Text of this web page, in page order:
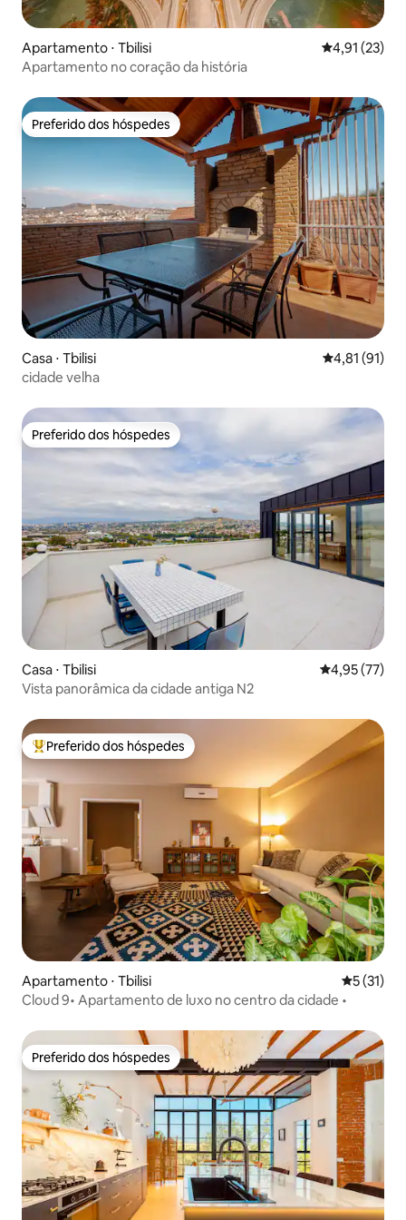
Apartamento ⋅ Tbilisi 4,91 de uma
4,91 (23)
Apartamento no coração da história
Preferido dos hóspedes
Preferido dos hóspedes
Casa ⋅ Tbilisi 4,81 de uma
4,81 (91)
cidade velha
Preferido dos hóspedes
Preferido dos hóspedes
Casa ⋅ Tbilisi 4,95 de uma
4,95 (77)
Vista panorâmica da cidade antiga N2
Entre os melhores preferidos dos hóspedes
Preferido dos hóspedes
Apartamento ⋅ Tbilisi 5 de uma
5 (31)
Cloud 9• Apartamento de luxo no centro da cidade •
Preferido dos hóspedes
Preferido dos hóspedes